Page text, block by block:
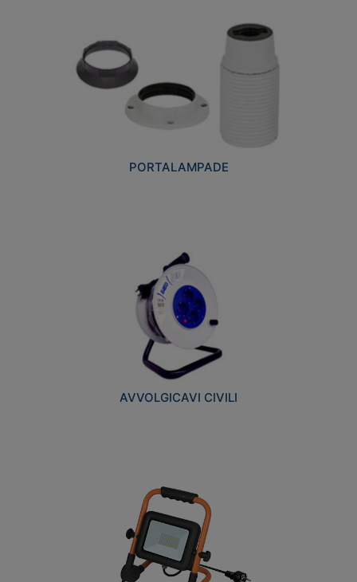
PORTALAMPADE
AVVOLGICAVI CIVILI